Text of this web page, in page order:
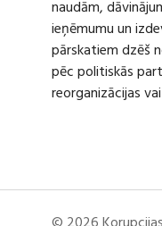
naudām,
ieņēmumu un
pārskatiem dzēš
pēc politiskās
reorganizācijas